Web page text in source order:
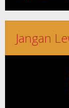
Jangan